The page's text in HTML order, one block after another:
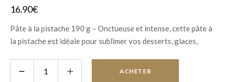
16.90€
Pâte à la pistache 190 g – Onctueuse et intense, cette pâte à
la pistache est idéale pour sublimer vos desserts, glaces,
ACHETER